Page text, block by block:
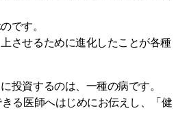
です。
させるために進化したことが各種
投資するのは、一種の病です。
る医師へはじめにお伝えし、「健